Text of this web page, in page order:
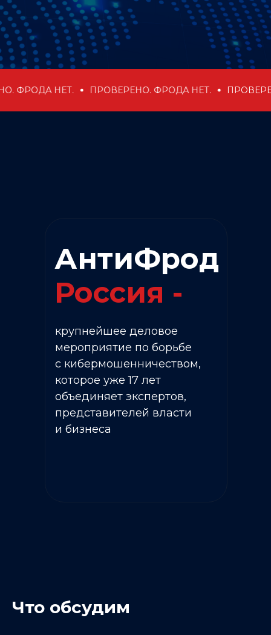
НЕТ. ПРОВЕРЕНО. ФРОДА НЕТ. ПРОВЕРЕНО.
крупнейшее деловое
мероприятие по борьбе
с кибермошенничеством,
которое уже 17 лет
объединяет экспертов,
представителей власти
и бизнеса
АнтиФрод
Россия -
Что обсудим